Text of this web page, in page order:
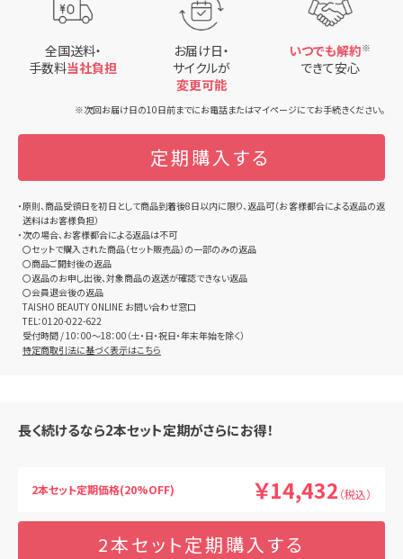
全国送料・
手数料当社負担
お届け日・
サイクルが
変更可能
いつでも解約※
できて安心
※次回お届け日の10日前までにお電話またはマイページにてお手続きください。
・原則、商品受領日を初日として商品到着後8日以内に限り、返品可（お客様都合による返品の返
送料はお客様負担）
・次の場合、お客様都合による返品は不可
〇セットで購入された商品（セット販売品）の一部のみの返品
〇商品ご開封後の返品
〇返品のお申し出後、対象商品の返送が確認できない返品
〇会員退会後の返品
TAISHO BEAUTY ONLINE お問い合わせ窓口
TEL：0120-022-622
受付時間 / 10：00～18：00（土・日・祝日・年末年始を除く）
特定商取引法に基づく表示はこちら
長く続けるなら2本セット定期がさらにお得！
2本セット定期価格(20%OFF) ￥14,432 （税込）
2本セット定期購入する